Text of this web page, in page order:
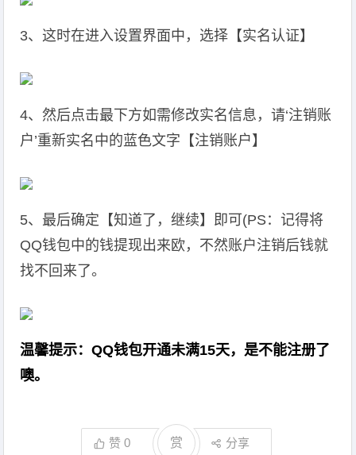
3、这时在进入设置界面中，选择【实名认证】
4、然后点击最下方如需修改实名信息，请‘注销账
户’重新实名中的蓝色文字【注销账户】
5、最后确定【知道了，继续】即可(PS：记得将
QQ钱包中的钱提现出来欧，不然账户注销后钱就
找不回来了。
温馨提示：QQ钱包开通未满15天，是不能注册了
噢。
赞0 赏 分享